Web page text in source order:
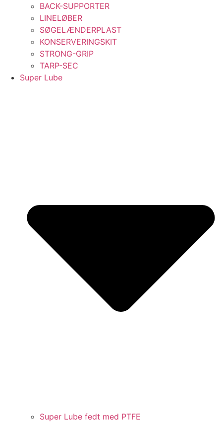
BACK-SUPPORTER
LINELØBER
SØGELÆNDERPLAST
KONSERVERINGSKIT
STRONG-GRIP
TARP-SEC
Super Lube
Super Lube fedt med PTFE